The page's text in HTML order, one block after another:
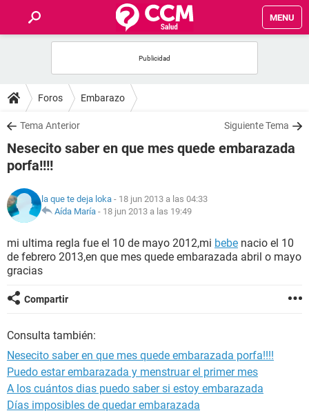
MENU
FOROS
SALUD
FAMILIA
NUTRICIÓN
SEXUALIDAD
GLOSARIO
Foros Embarazo
Tema Anterior Siguiente Tema
Nesecito saber en que mes quede embarazada
porfa!!!!
la que te deja loka - 18 jun 2013 a las 04:33
Aída María - 18 jun 2013 a las 19:49
mi ultima regla fue el 10 de mayo 2012,mi bebe nacio el 10
de febrero 2013,en que mes quede embarazada abril o mayo
gracias
Compartir
Consulta también:
Nesecito saber en que mes quede embarazada porfa!!!!
Puedo estar embarazada y menstruar el primer mes
A los cuántos dias puedo saber si estoy embarazada
Días imposibles de quedar embarazada